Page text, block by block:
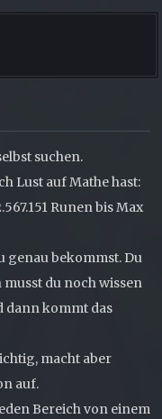
suchen.
Lust auf Mathe hast:
Runen bis Max
genau bekommst. Du
musst du noch wissen
dann kommt das
macht aber
auf.
Bereich von einem